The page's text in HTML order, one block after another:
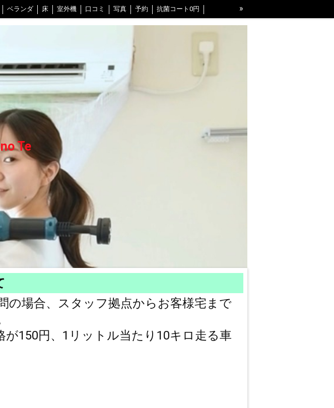
ベランダ 床 室外機 口コミ 写真 予約 抗菌コート0円
区 世田谷区 江戸川区 葛飾区 江東区 練馬区 豊島区
»
Te
の場合、スタッフ拠点からお客様宅まで
150円、1リットル当たり10キロ走る車